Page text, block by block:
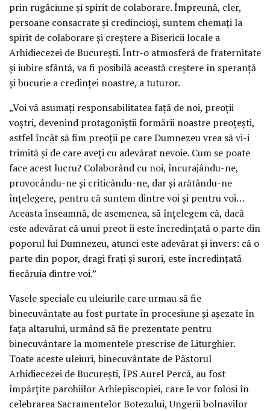
prin rugăciune și spirit de colaborare. Împreună, cler,
persoane consacrate și credincioși, suntem chemați la
spirit de colaborare și creștere a Bisericii locale a
Arhidiecezei de București. Într-o atmosferă de fraternitate
și iubire sfântă, va fi posibilă această creștere în speranță
și bucurie a credinței noastre, a tuturor.
„Voi vă asumați responsabilitatea față de noi, preoții
voștri, devenind protagoniștii formării noastre preoțești,
astfel încât să fim preoții pe care Dumnezeu vrea să vi-i
trimită și de care aveți cu adevărat nevoie. Cum se poate
face acest lucru? Colaborând cu noi, încurajându-ne,
provocându-ne și criticându-ne, dar și arătându-ne
înțelegere, pentru că suntem dintre voi și pentru voi…
Aceasta înseamnă, de asemenea, să înțelegem că, dacă
este adevărat că unui preot îi este încredințată o parte din
poporul lui Dumnezeu, atunci este adevărat și invers: că o
parte din popor, dragi frați și surori, este încredințată
fiecăruia dintre voi.”
Vasele speciale cu uleiurile care urmau să fie
binecuvântate au fost purtate în procesiune și așezate în
fața altarului, urmând să fie prezentate pentru
binecuvântare la momentele prescrise de Liturghier.
Toate aceste uleiuri, binecuvântate de Păstorul
Arhidiecezei de București, ÎPS Aurel Percă, au fost
împărțite parohiilor Arhiepiscopiei, care le vor folosi în
celebrarea Sacramentelor Botezului, Ungerii bolnavilor